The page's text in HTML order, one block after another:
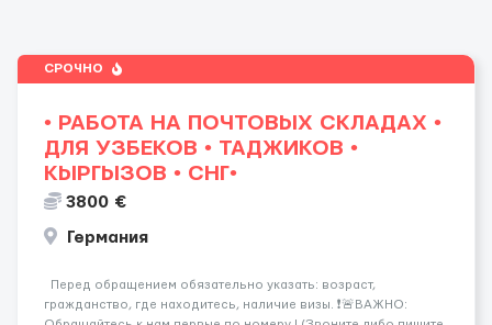
СРОЧНО
• РАБОТА НА ПОЧТОВЫХ СКЛАДАХ •
ДЛЯ УЗБЕКОВ • ТАДЖИКОВ •
КЫРГЫЗОВ • СНГ•
3800 €
Германия
Перед обращением обязательно указать: возраст,
гражданство, где находитесь, наличие визы. ❗️🚨ВАЖНО: